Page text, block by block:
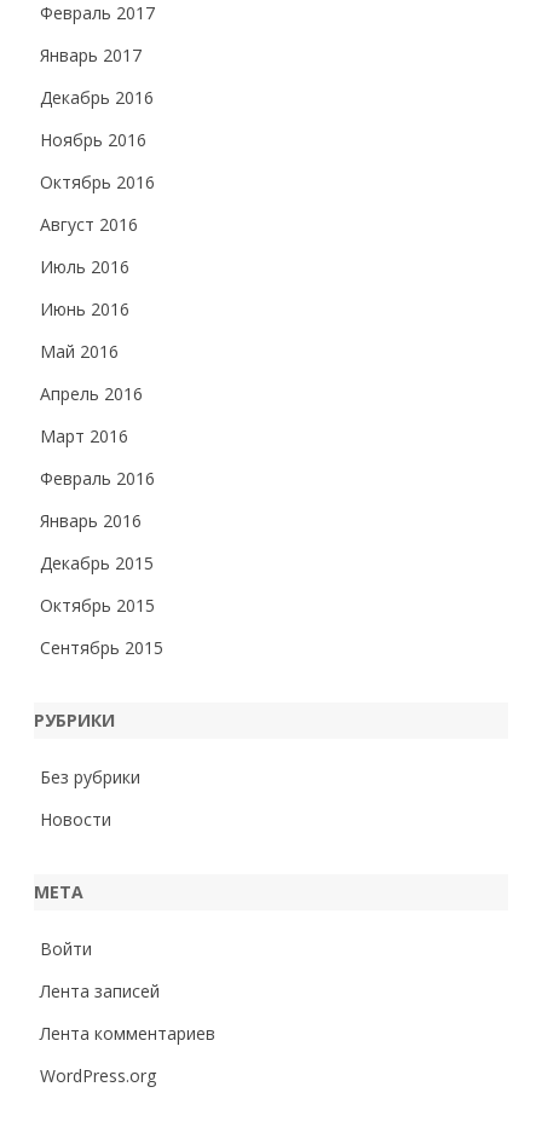
Февраль 2017
Январь 2017
Декабрь 2016
Ноябрь 2016
Октябрь 2016
Август 2016
Июль 2016
Июнь 2016
Май 2016
Апрель 2016
Март 2016
Февраль 2016
Январь 2016
Декабрь 2015
Октябрь 2015
Сентябрь 2015
РУБРИКИ
Без рубрики
Новости
МЕТА
Войти
Лента записей
Лента комментариев
WordPress.org